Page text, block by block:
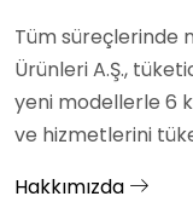
Tüm süreçlerinde
Ürünleri A.Ş.,
yeni modellerle 6
ve hizmetlerini
Hakkımızda